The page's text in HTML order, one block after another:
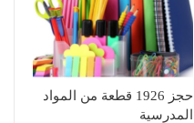
حجز 1926 قطعة من المواد
المدرسية